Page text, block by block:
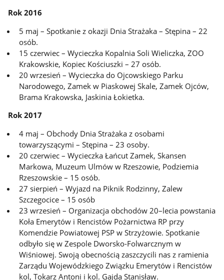
Rok 2016
5 maj – Spotkanie z okazji Dnia Strażaka – Stępina – 22
osób.
15 czerwiec – Wycieczka Kopalnia Soli Wieliczka, ZOO
Krakowskie, Kopiec Kościuszki – 27 osób.
20 wrzesień – Wycieczka do Ojcowskiego Parku
Narodowego, Zamek w Piaskowej Skale, Zamek Ojców,
Brama Krakowska, Jaskinia Łokietka.
Rok 2017
4 maj – Obchody Dnia Strażaka z osobami
towarzyszącymi – Stępina – 23 osoby.
20 czerwiec – Wycieczka Łańcut Zamek, Skansen
Markowa, Muzeum Ulmów w Rzeszowie, Podziemia
Rzeszowskie – 15 osób.
27 sierpień – Wyjazd na Piknik Rodzinny, Zalew
Szczegocice – 15 osób
23 wrzesień – Organizacja obchodów 20–lecia powstania
Koła Emerytów i Rencistów Pożarnictwa RP przy
Komendzie Powiatowej PSP w Strzyżowie. Spotkanie
odbyło się w Zespole Dworsko-Folwarcznym w
Wiśniowej. Swoją obecnością zaszczycili nas z ramienia
Zarządu Wojewódzkiego Związku Emerytów i Rencistów
kol, Tokarz Antoni i kol. Gajda Stanisław.